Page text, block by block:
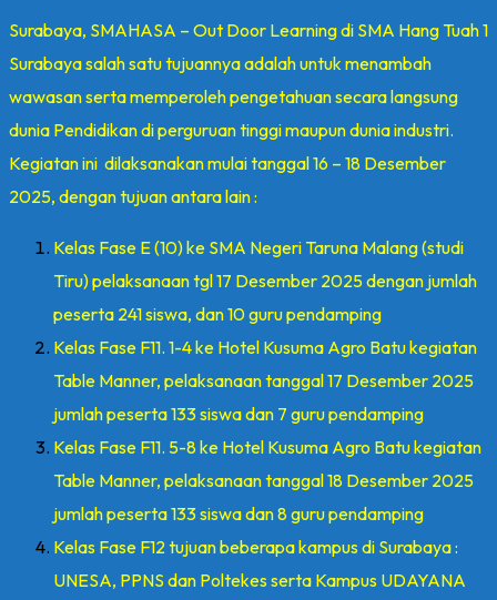
Surabaya, SMAHASA – Out Door Learning di SMA Hang Tuah 1
Surabaya salah satu tujuannya adalah untuk menambah
wawasan serta memperoleh pengetahuan secara langsung
dunia Pendidikan di perguruan tinggi maupun dunia industri.
Kegiatan ini dilaksanakan mulai tanggal 16 – 18 Desember
2025, dengan tujuan antara lain :
Kelas Fase E (10) ke SMA Negeri Taruna Malang (studi
Tiru) pelaksanaan tgl 17 Desember 2025 dengan jumlah
peserta 241 siswa, dan 10 guru pendamping
Kelas Fase F11. 1-4 ke Hotel Kusuma Agro Batu kegiatan
Table Manner, pelaksanaan tanggal 17 Desember 2025
jumlah peserta 133 siswa dan 7 guru pendamping
Kelas Fase F11. 5-8 ke Hotel Kusuma Agro Batu kegiatan
Table Manner, pelaksanaan tanggal 18 Desember 2025
jumlah peserta 133 siswa dan 8 guru pendamping
Kelas Fase F12 tujuan beberapa kampus di Surabaya :
UNESA, PPNS dan Poltekes serta Kampus UDAYANA